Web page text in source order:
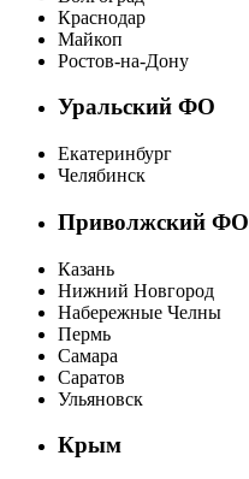
Краснодар
Майкоп
Ростов-на-Дону
Уральский ФО
Екатеринбург
Челябинск
Приволжский ФО
Казань
Нижний Новгород
Набережные Челны
Пермь
Самара
Саратов
Ульяновск
Крым